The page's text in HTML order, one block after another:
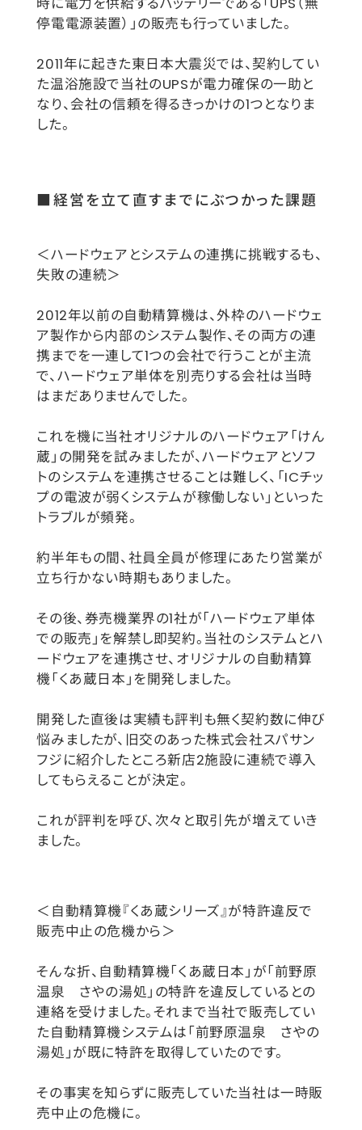
停電電源装置）」の販売も行っていました。
2011年に起きた東日本大震災では、契約してい
た温浴施設で当社のUPSが電力確保の一助と
なり、会社の信頼を得るきっかけの1つとなりま
した。
■経営を立て直すまでにぶつかった課題
＜ハードウェアとシステムの連携に挑戦するも、
失敗の連続＞
2012年以前の自動精算機は、外枠のハードウェ
ア製作から内部のシステム製作、その両方の連
携までを一連して1つの会社で行うことが主流
で、ハードウェア単体を別売りする会社は当時
はまだありませんでした。
これを機に当社オリジナルのハードウェア「けん
蔵」の開発を試みましたが、ハードウェアとソフ
トのシステムを連携させることは難しく、「ICチッ
プの電波が弱くシステムが稼働しない」といった
トラブルが頻発。
約半年もの間、社員全員が修理にあたり営業が
立ち行かない時期もありました。
その後、券売機業界の1社が「ハードウェア単体
での販売」を解禁し即契約。当社のシステムとハ
ードウェアを連携させ、オリジナルの自動精算
機「くあ蔵日本」を開発しました。
開発した直後は実績も評判も無く契約数に伸び
悩みましたが、旧交のあった株式会社スパサン
フジに紹介したところ新店2施設に連続で導入
してもらえることが決定。
これが評判を呼び、次々と取引先が増えていき
ました。
＜自動精算機『くあ蔵シリーズ』が特許違反で
販売中止の危機から＞
そんな折、自動精算機「くあ蔵日本」が「前野原
温泉 さやの湯処」の特許を違反しているとの
連絡を受けました。それまで当社で販売してい
た自動精算機システムは「前野原温泉 さやの
湯処」が既に特許を取得していたのです。
その事実を知らずに販売していた当社は一時販
売中止の危機に。